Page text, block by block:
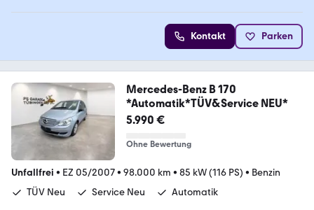
Kontakt Parken
Mercedes-Benz B 170
*Automatik*TÜV&Service NEU*
5.990 €
Ohne Bewertung
Unfallfrei • EZ 05/2007• 98.000 km • 85 kW (116 PS) • Benzin
TÜV Neu
Service Neu Automatik